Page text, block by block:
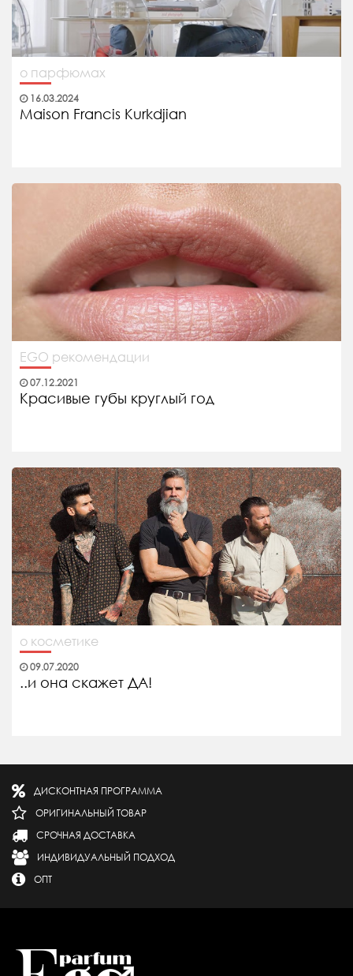
о парфюмах
16.03.2024
Maison Francis Kurkdjian
EGO рекомендации
07.12.2021
Красивые губы круглый год
о косметике
09.07.2020
..и она скажет ДА!
ДИСКОНТНАЯ ПРОГРАММА
ОРИГИНАЛЬНЫЙ ТОВАР
СРОЧНАЯ ДОСТАВКА
ИНДИВИДУАЛЬНЫЙ ПОДХОД
ОПТ